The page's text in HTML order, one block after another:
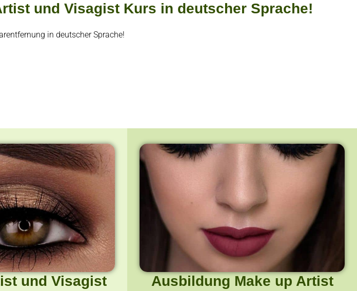
und Visagist Kurs in deutscher Sprache!
in deutscher Sprache!
und Visagist
Ausbildung Make up Artist